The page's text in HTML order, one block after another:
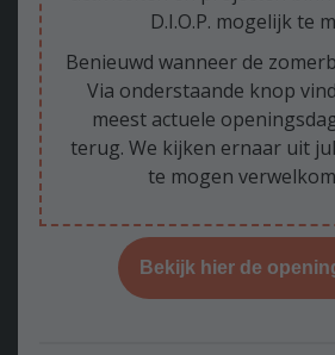
D.I.O.P. mogelijk te
Benieuwd wanneer de
Via onderstaande knop
meest actuele
terug. We kijken ernaar uit
te mogen
Bekijk hier de